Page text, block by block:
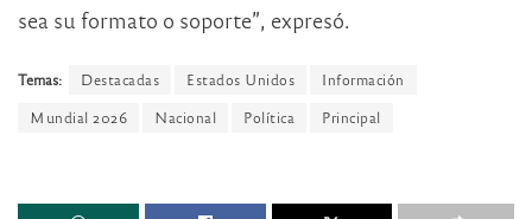
sea su formato o soporte”, expresó.
Temas: Destacadas Estados Unidos
Información
Mundial 2026
Nacional Política Principal